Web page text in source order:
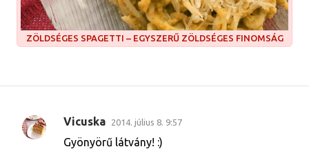
ZÖLDSÉGES SPAGETTI – EGYSZERŰ ZÖLDSÉGES FINOMSÁG
M
Vicuska 2014. július 8. 9:57
Gyönyörű látvány! :)